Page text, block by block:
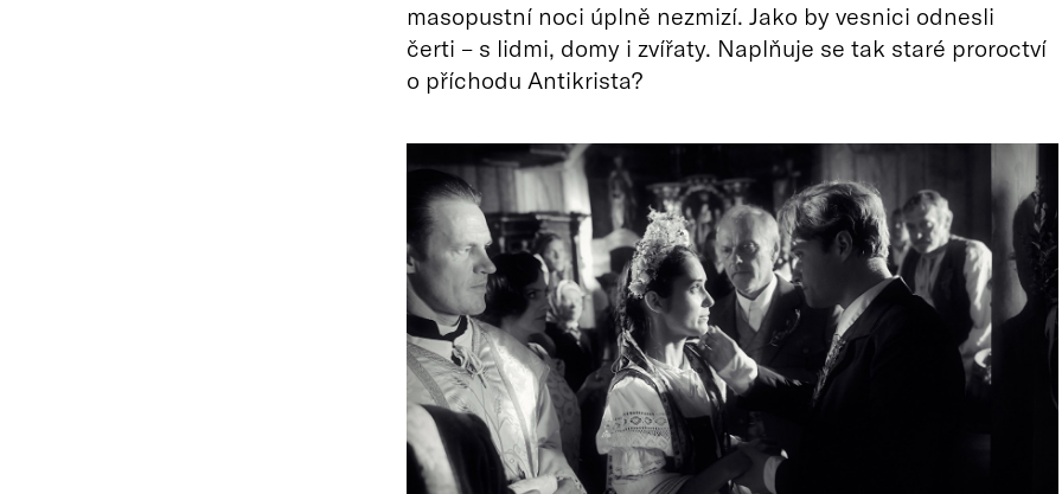
masopustní noci úplně nezmizí. Jako by vesnici odnesli
čerti – s lidmi, domy i zvířaty. Naplňuje se tak staré proroctví
o příchodu Antikrista?